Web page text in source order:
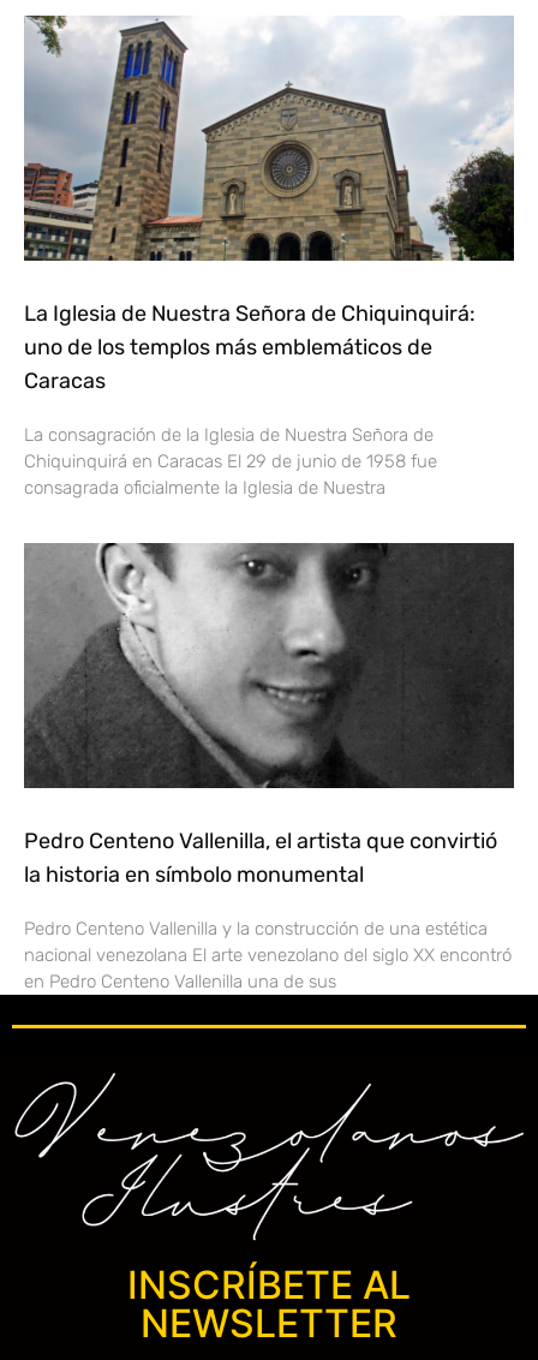
La Iglesia de Nuestra Señora de Chiquinquirá:
uno de los templos más emblemáticos de
Caracas
La consagración de la Iglesia de Nuestra Señora de
Chiquinquirá en Caracas El 29 de junio de 1958 fue
consagrada oficialmente la Iglesia de Nuestra
Pedro Centeno Vallenilla, el artista que convirtió
la historia en símbolo monumental
Pedro Centeno Vallenilla y la construcción de una estética
nacional venezolana El arte venezolano del siglo XX encontró
en Pedro Centeno Vallenilla una de sus
INSCRÍBETE AL
NEWSLETTER